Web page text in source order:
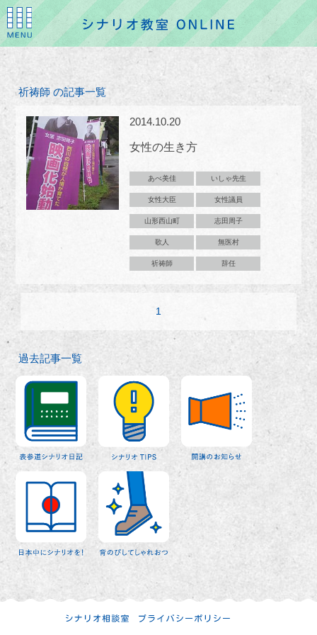
祈祷師 の記事一覧
2014.10.20
女性の生き方
あべ美佳 いしゃ先生
女性大臣 女性議員
山形西山町 志田周子
歌人 無医村
祈祷師 辞任
1
過去記事一覧